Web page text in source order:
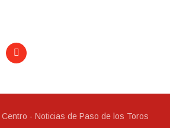
- Noticias de Paso de los Toros